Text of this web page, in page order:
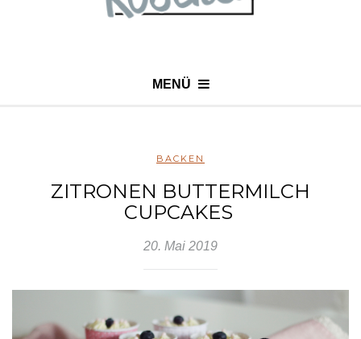
MENÜ
BACKEN
ZITRONEN BUTTERMILCH
CUPCAKES
20. Mai 2019